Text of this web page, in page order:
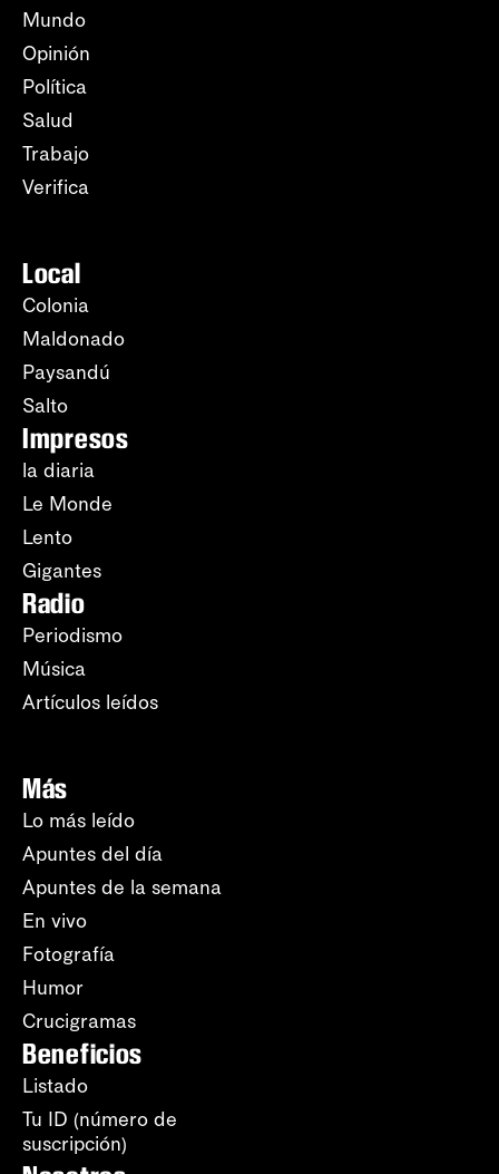
Mundo
Opinión
Política
Salud
Trabajo
Verifica
Local
Colonia
Maldonado
Paysandú
Salto
Impresos
la diaria
Le Monde
Lento
Gigantes
Radio
Periodismo
Música
Artículos leídos
Más
Lo más leído
Apuntes del día
Apuntes de la semana
En vivo
Fotografía
Humor
Crucigramas
Beneficios
Listado
Tu ID (número de
suscripción)